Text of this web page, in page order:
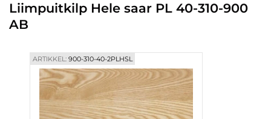
Blogi
Liimpuitkilp Hele saar PL 40-310-900
AB
ARTIKKEL:900-310-40-2PLHSL